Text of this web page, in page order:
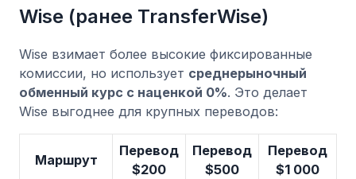
Wise (ранее TransferWise)
Wise взимает более высокие фиксированные
комиссии, но использует среднерыночный
обменный курс с наценкой 0%. Это делает
Wise выгоднее для крупных переводов:
Маршрут
Перевод
$200
Перевод
$500
Перевод
$1 000